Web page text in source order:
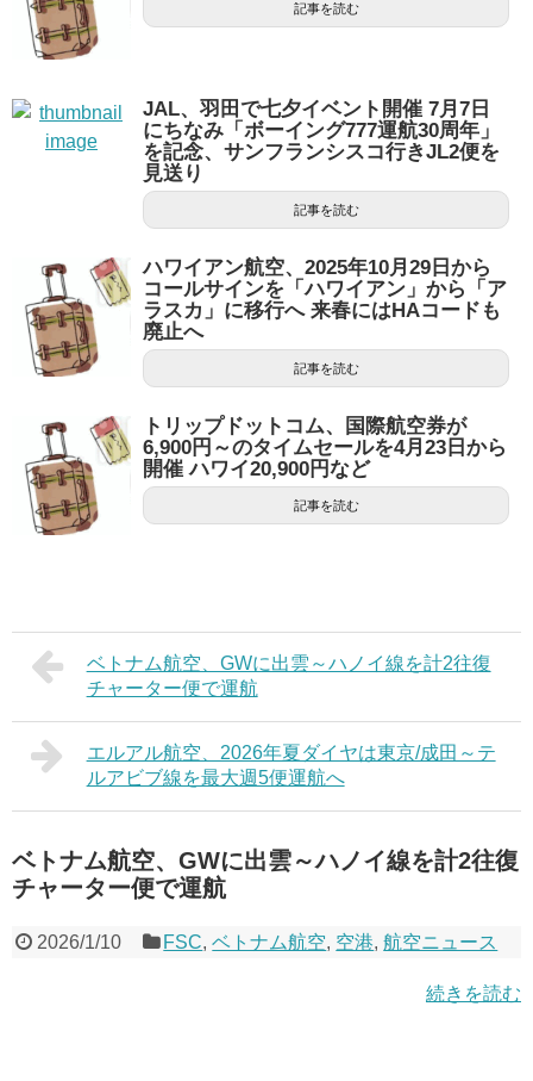
記事を読む
JAL、羽田で七夕イベント開催 7月7日
にちなみ「ボーイング777運航30周年」
を記念、サンフランシスコ行きJL2便を
見送り
記事を読む
ハワイアン航空、2025年10月29日から
コールサインを「ハワイアン」から「ア
ラスカ」に移行へ 来春にはHAコードも
廃止へ
記事を読む
トリップドットコム、国際航空券が
6,900円～のタイムセールを4月23日から
開催 ハワイ20,900円など
記事を読む
ベトナム航空、GWに出雲～ハノイ線を計2往復
チャーター便で運航
エルアル航空、2026年夏ダイヤは東京/成田～テ
ルアビブ線を最大週5便運航へ
ベトナム航空、GWに出雲～ハノイ線を計2往復
チャーター便で運航
2026/1/10 FSC,ベトナム航空, 空港,航空ニュース
続きを読む